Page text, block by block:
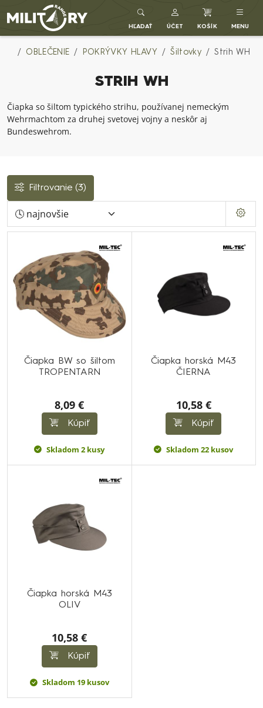
Army shop MILITARY RANGE SK
HĽADAŤ ÚČET KOŠÍK MENU
OBLEČENIE POKRÝVKY HLAVY Šiltovky Strih WH
STRIH WH
Čiapka so šiltom typického strihu, používanej nemeckým
Wehrmachtom za druhej svetovej vojny a neskôr aj
Bundeswehrom.
Filtrovanie (3)
Čiapka BW so šiltom
TROPENTARN
8,09 €
Kúpiť
Skladom 2 kusy
Čiapka horská M43
ČIERNA
10,58 €
Kúpiť
Skladom 22 kusov
Čiapka horská M43
OLIV
10,58 €
Kúpiť
Skladom 19 kusov